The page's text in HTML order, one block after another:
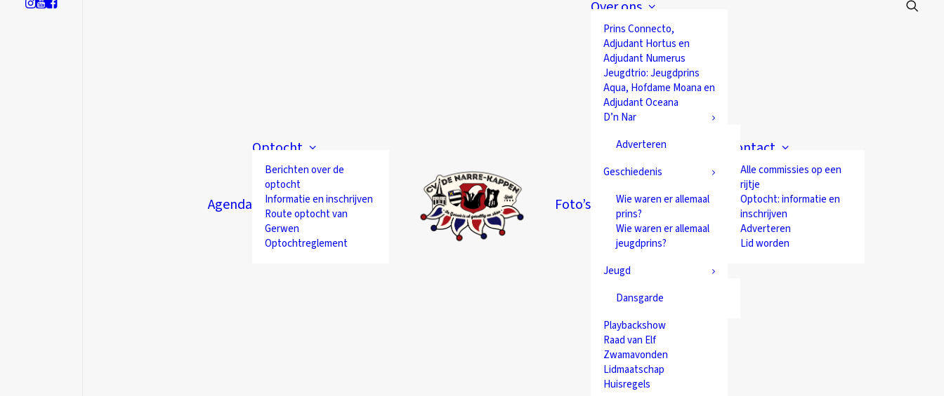
Agenda
Optocht
Berichten over de
optocht
Informatie en inschrijven
Route optocht van
Gerwen
Optochtreglement
Foto’s
Over ons
Prins Connecto,
Adjudant Hortus en
Adjudant Numerus
Jeugdtrio: Jeugdprins
Aqua, Hofdame Moana en
Adjudant Oceana
D’n Nar
Adverteren
Geschiedenis
Wie waren er allemaal
prins?
Wie waren er allemaal
jeugdprins?
Jeugd
Dansgarde
Playbackshow
Raad van Elf
Zwamavonden
Lidmaatschap
Huisregels
Contact
Alle commissies op een
rijtje
Optocht: informatie en
inschrijven
Adverteren
Lid worden